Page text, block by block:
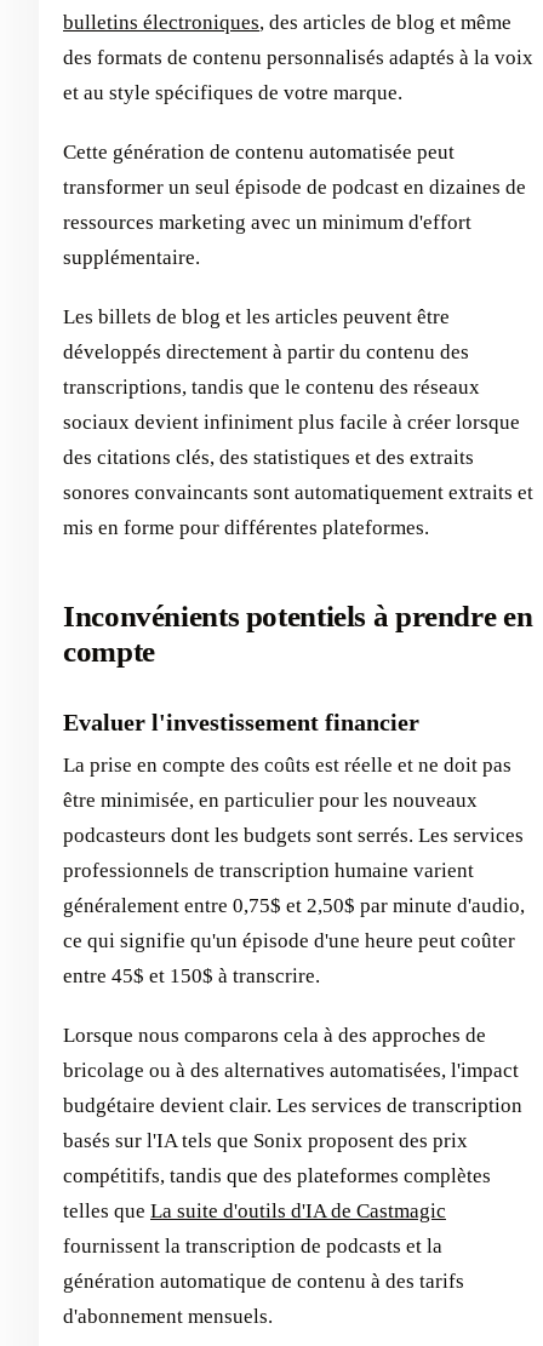
bulletins électroniques, des articles de blog et même
des formats de contenu personnalisés adaptés à la voix
et au style spécifiques de votre marque.
Cette génération de contenu automatisée peut
transformer un seul épisode de podcast en dizaines de
ressources marketing avec un minimum d'effort
supplémentaire.
Les billets de blog et les articles peuvent être
développés directement à partir du contenu des
transcriptions, tandis que le contenu des réseaux
sociaux devient infiniment plus facile à créer lorsque
des citations clés, des statistiques et des extraits
sonores convaincants sont automatiquement extraits et
mis en forme pour différentes plateformes.
Inconvénients potentiels à prendre en
compte
Evaluer l'investissement financier
La prise en compte des coûts est réelle et ne doit pas
être minimisée, en particulier pour les nouveaux
podcasteurs dont les budgets sont serrés. Les services
professionnels de transcription humaine varient
généralement entre 0,75$ et 2,50$ par minute d'audio,
ce qui signifie qu'un épisode d'une heure peut coûter
entre 45$ et 150$ à transcrire.
Lorsque nous comparons cela à des approches de
bricolage ou à des alternatives automatisées, l'impact
budgétaire devient clair. Les services de transcription
basés sur l'IA tels que Sonix proposent des prix
compétitifs, tandis que des plateformes complètes
telles que La suite d'outils d'IA de Castmagic
fournissent la transcription de podcasts et la
génération automatique de contenu à des tarifs
d'abonnement mensuels.